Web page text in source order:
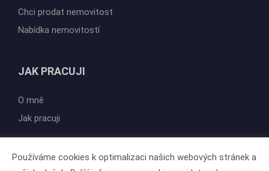
Chci prodat nemovitost
Nabídka nemovitostí
JAK PRACUJI
O mně
Jak pracuji
Používáme cookies k optimalizaci našich webových stránek a